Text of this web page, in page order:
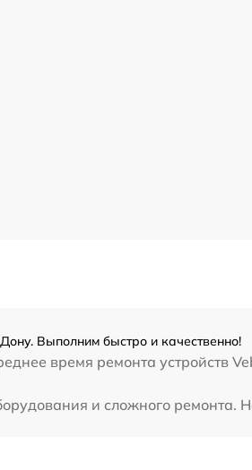
Выполним быстро и качественно!
время ремонта устройств
и сложного ремонта.